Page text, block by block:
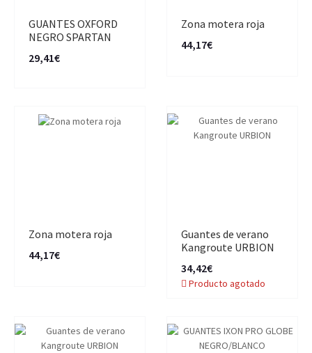
GUANTES OXFORD
NEGRO SPARTAN
29,41€
Zona motera roja
44,17€
Zona motera roja
44,17€
Guantes de verano
Kangroute URBION
34,42€
Producto agotado